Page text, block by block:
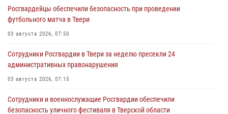
Росгвардейцы обеспечили безопасность при проведении
футбольного матча в Твери
03 августа 2026, 07:50
Сотрудники Росгвардии в Твери за неделю пресекли 24
административных правонарушения
03 августа 2026, 07:15
Сотрудники и военнослужащие Росгвардии обеспечили
безопасность уличного фестиваля в Тверской области